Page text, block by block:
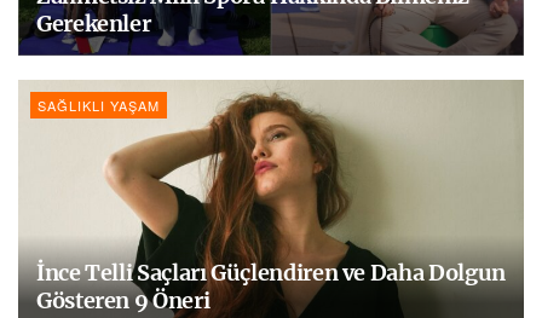
Gerekenler
SAĞLIKLI YAŞAM
İnce Telli Saçları Güçlendiren ve Daha Dolgun
Gösteren 9 Öneri